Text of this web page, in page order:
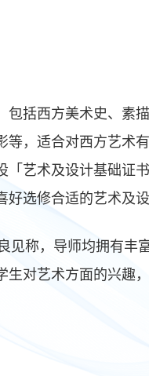
包括西方美术史、素
等，适合对西方艺术
「艺术及设计基础证
选修合适的艺术及设
见称，导师均拥有丰
生对艺术方面的兴趣